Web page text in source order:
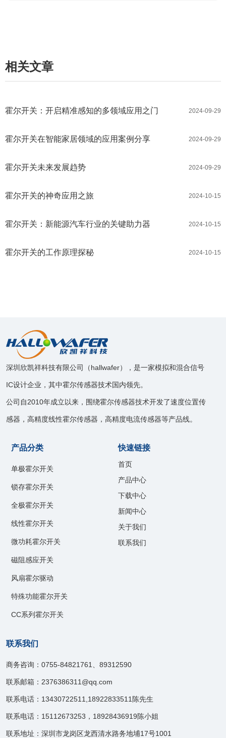
相关文章
2024-09-29
霍尔开关：开启精准感知的多领域应用之门
2024-09-29
霍尔开关在智能家居领域的应用案例分享
2024-09-29
霍尔开关未来发展趋势
2024-10-15
霍尔开关的神奇应用之旅
2024-10-15
霍尔开关：新能源汽车行业的关键助力器
2024-10-15
霍尔开关的工作原理探秘
深圳欣凯祥科技有限公司（hallwafer），是一家模拟和混合信号
IC设计企业，其中霍尔传感器技术国内领先。
公司自2010年成立以来，围绕霍尔传感器技术开发了速度位置传
感器，高精度线性霍尔传感器，高精度电流传感器等产品线。
产品分类
单极霍尔开关
锁存霍尔开关
全极霍尔开关
线性霍尔开关
微功耗霍尔开关
磁阻感应开关
风扇霍尔驱动
特殊功能霍尔开关
CC系列霍尔开关
快速链接
首页
产品中心
下载中心
新闻中心
关于我们
联系我们
联系我们
商务咨询：0755-84821761、89312590
联系邮箱：2376386311@qq.com
联系电话：13430722511,18922833511陈先生
联系电话：15112673253，18928436919陈小姐
联系地址：深圳市龙岗区龙西清水路务地埔17号1001